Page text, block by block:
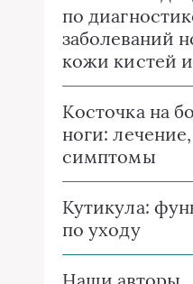
по
заболеваний
кожи кистей
Косточка на
ноги:
симптомы
Кутикула:
по уходу
Наши авторы